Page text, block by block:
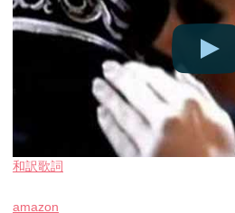
和訳歌詞
amazon